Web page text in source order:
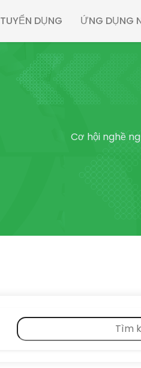
TUYỂN DỤNG ỨNG DỤNG
Cơ hội nghề